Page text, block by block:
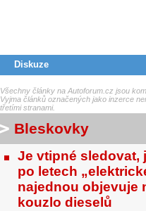
Diskuze
Všechny články na Autoforum.cz jsou
Vyjma článků označených jako inzerce
třetími stranami.
Bleskovky
Je vtipné sledovat,
po letech
najednou objevuje
kouzlo dieselů